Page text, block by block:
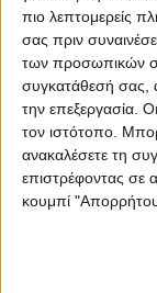
πιο λεπτομερείς
σας πριν
των προσωπικών
συγκατάθεσή σας,
την επεξεργασία.
τον ιστότοπο.
ανακαλέσετε τη
επιστρέφοντας σε
κουμπί
Γρήγορα, ο
του,
επιστρέψει
Verona πέρασε
περνώντας
του πρώτου από
Ταχύτερος στο
MAXXIS Enduro
Garcia στο